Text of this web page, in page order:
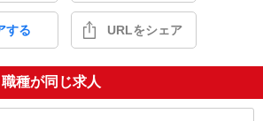
する URLをシェア
種が同じ求人